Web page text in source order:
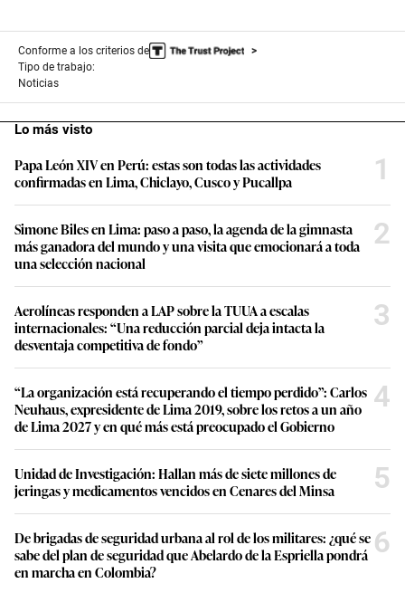
Conforme a los criterios de
Tipo de trabajo:
Noticias
Lo más visto
Papa León XIV en Perú: estas son todas las actividades
confirmadas en Lima, Chiclayo, Cusco y Pucallpa
1
Simone Biles en Lima: paso a paso, la agenda de la gimnasta
más ganadora del mundo y una visita que emocionará a toda
una selección nacional
2
Aerolíneas responden a LAP sobre la TUUA a escalas
internacionales: “Una reducción parcial deja intacta la
desventaja competitiva de fondo”
3
“La organización está recuperando el tiempo perdido”: Carlos
Neuhaus, expresidente de Lima 2019, sobre los retos a un año
de Lima 2027 y en qué más está preocupado el Gobierno
4
Unidad de Investigación: Hallan más de siete millones de
jeringas y medicamentos vencidos en Cenares del Minsa
5
De brigadas de seguridad urbana al rol de los militares: ¿qué se
sabe del plan de seguridad que Abelardo de la Espriella pondrá
en marcha en Colombia?
6